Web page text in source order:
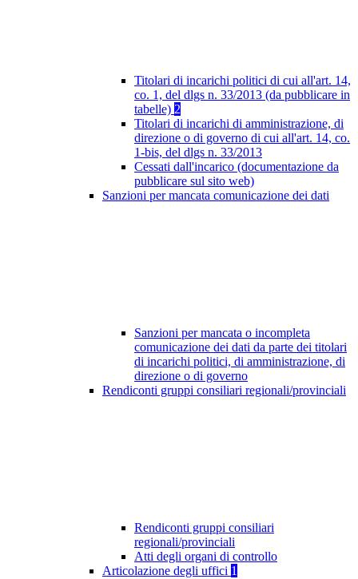
Titolari di incarichi politici di cui all'art. 14,
co. 1, del dlgs n. 33/2013 (da pubblicare in
tabelle) 2
Titolari di incarichi di amministrazione, di
direzione o di governo di cui all'art. 14, co.
1-bis, del dlgs n. 33/2013
Cessati dall'incarico (documentazione da
pubblicare sul sito web)
Sanzioni per mancata comunicazione dei dati
Sanzioni per mancata o incompleta
comunicazione dei dati da parte dei titolari
di incarichi politici, di amministrazione, di
direzione o di governo
Rendiconti gruppi consiliari regionali/provinciali
Rendiconti gruppi consiliari
regionali/provinciali
Atti degli organi di controllo
Articolazione degli uffici 1